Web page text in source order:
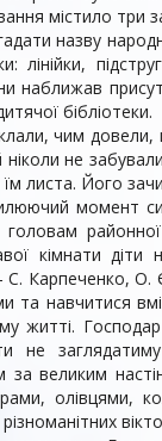
містило три
назву
лінійки,
набли­жав
бібліотеки.
чим
не
лис­та. Його
мо­мент
головам
кімнати
С. Карпеченко,
та навчитися
житті.
не
за великим
олівцями,